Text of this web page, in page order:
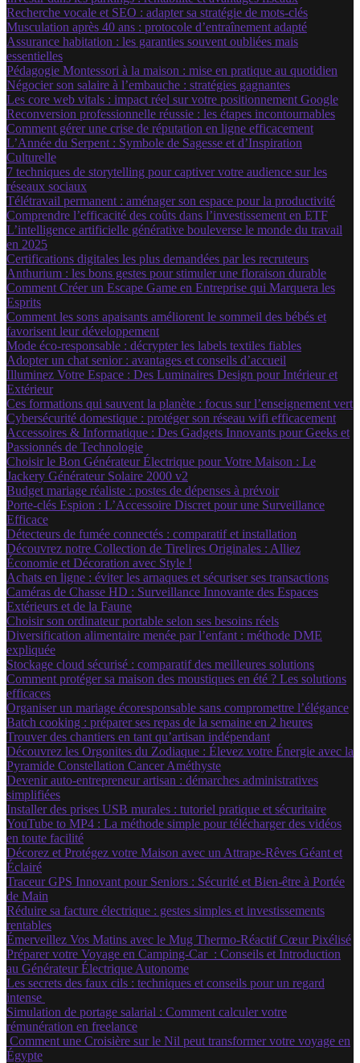
Recherche vocale et SEO : adapter sa stratégie de mots-clés
Musculation après 40 ans : protocole d’entraînement adapté
Assurance habitation : les garanties souvent oubliées mais
essentielles
Pédagogie Montessori à la maison : mise en pratique au quotidien
Négocier son salaire à l’embauche : stratégies gagnantes
Les core web vitals : impact réel sur votre positionnement Google
Reconversion professionnelle réussie : les étapes incontournables
Comment gérer une crise de réputation en ligne efficacement
L’Année du Serpent : Symbole de Sagesse et d’Inspiration
Culturelle
7 techniques de storytelling pour captiver votre audience sur les
réseaux sociaux
Télétravail permanent : aménager son espace pour la productivité
Comprendre l’efficacité des coûts dans l’investissement en ETF
L’intelligence artificielle générative bouleverse le monde du travail
en 2025
Certifications digitales les plus demandées par les recruteurs
Anthurium : les bons gestes pour stimuler une floraison durable
Comment Créer un Escape Game en Entreprise qui Marquera les
Esprits
Comment les sons apaisants améliorent le sommeil des bébés et
favorisent leur développement
Mode éco-responsable : décrypter les labels textiles fiables
Adopter un chat senior : avantages et conseils d’accueil
Illuminez Votre Espace : Des Luminaires Design pour Intérieur et
Extérieur
Ces formations qui sauvent la planète : focus sur l’enseignement vert
Cybersécurité domestique : protéger son réseau wifi efficacement
Accessoires & Informatique : Des Gadgets Innovants pour Geeks et
Passionnés de Technologie
Choisir le Bon Générateur Électrique pour Votre Maison : Le
Jackery Générateur Solaire 2000 v2
Budget mariage réaliste : postes de dépenses à prévoir
Porte-clés Espion : L’Accessoire Discret pour une Surveillance
Efficace
Détecteurs de fumée connectés : comparatif et installation
Découvrez notre Collection de Tirelires Originales : Alliez
Économie et Décoration avec Style !
Achats en ligne : éviter les arnaques et sécuriser ses transactions
Caméras de Chasse HD : Surveillance Innovante des Espaces
Extérieurs et de la Faune
Choisir son ordinateur portable selon ses besoins réels
Diversification alimentaire menée par l’enfant : méthode DME
expliquée
Stockage cloud sécurisé : comparatif des meilleures solutions
Comment protéger sa maison des moustiques en été ? Les solutions
efficaces
Organiser un mariage écoresponsable sans compromettre l’élégance
Batch cooking : préparer ses repas de la semaine en 2 heures
Trouver des chantiers en tant qu’artisan indépendant
Découvrez les Orgonites du Zodiaque : Élevez votre Énergie avec la
Pyramide Constellation Cancer Améthyste
Devenir auto-entrepreneur artisan : démarches administratives
simplifiées
Installer des prises USB murales : tutoriel pratique et sécuritaire
YouTube to MP4 : La méthode simple pour télécharger des vidéos
en toute facilité
Décorez et Protégez votre Maison avec un Attrape-Rêves Géant et
Éclairé
Traceur GPS Innovant pour Seniors : Sécurité et Bien-être à Portée
de Main
Réduire sa facture électrique : gestes simples et investissements
rentables
Émerveillez Vos Matins avec le Mug Thermo-Réactif Cœur Pixélisé
Préparer votre Voyage en Camping-Car : Conseils et Introduction
au Générateur Électrique Autonome
Les secrets des faux cils : techniques et conseils pour un regard
intense
Simulation de portage salarial : Comment calculer votre
rémunération en freelance
Comment une Croisière sur le Nil peut transformer votre voyage en
Égypte